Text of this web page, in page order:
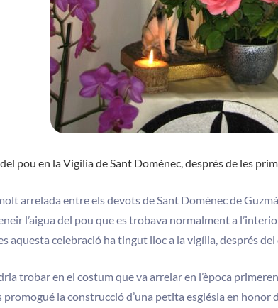
pou en la Vigilia de Sant Domènec, després de les
arrelada entre els devots de Sant Domènec de
l’aigua del pou que es trobava normalment a
aquesta celebració ha tingut lloc a la vigília, després del
trobar en el costum que va arrelar en l’època
promogué la construcció d’una petita església en honor